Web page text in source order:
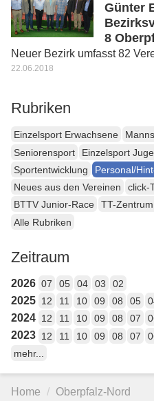
Günter
8
Neuer Bezirk umfasst 82
22.06.2018
Rubriken
Einzelsport Erwachsene
Seniorensport
Einzelsport
Sportentwicklung
Personal/
Neues aus den Vereinen
click-
BTTV Junior-Race
TT-
Alle Rubriken
Zeitraum
2026 07 05 04 03 02
2025 12 11 10 09 08 05
2024 12 11 10 09 08 07
2023 12 11 10 09 08 07
mehr...
Home Oberpfalz-Nord